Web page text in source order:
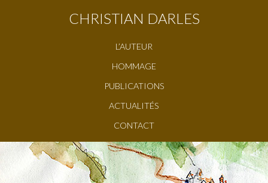
CHRISTIAN DARLES
L’AUTEUR
HOMMAGE
PUBLICATIONS
ACTUALITÉS
CONTACT